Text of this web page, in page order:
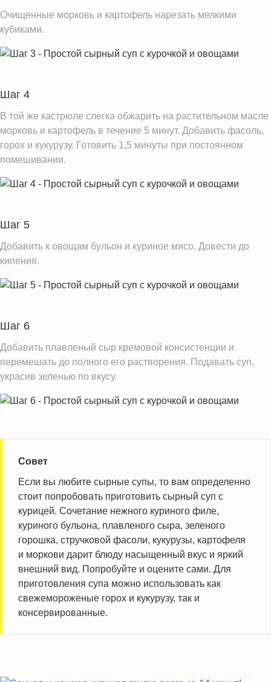
Очищенные морковь и картофель нарезать мелкими
кубиками.
Шаг 4
В той же кастрюле слегка обжарить на растительном масле
морковь и картофель в течение 5 минут. Добавить фасоль,
горох и кукурузу. Готовить 1,5 минуты при постоянном
помешивании.
Шаг 5
Добавить к овощам бульон и куриное мясо. Довести до
кипения.
Шаг 6
Добавить плавленый сыр кремовой консистенции и
перемешать до полного его растворения. Подавать суп,
украсив зеленью по вкусу.
Совет
Если вы любите сырные супы, то вам определенно
стоит попробовать приготовить сырный суп с
курицей. Сочетание нежного куриного филе,
куриного бульона, плавленого сыра, зеленого
горошка, стручковой фасоли, кукурузы, картофеля
и моркови дарит блюду насыщенный вкус и яркий
внешний вид. Попробуйте и оцените сами. Для
приготовления супа можно использовать как
свежемороженые горох и кукурузу, так и
консервированные.